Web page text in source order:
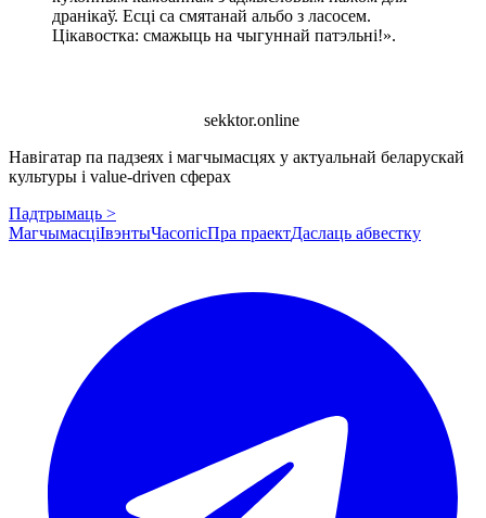
дранікаў. Есці са смятанай альбо з ласосем.
Цікавостка: смажыць на чыгуннай патэльні!».
sekktor.online
Навігатар па падзеях і магчымасцях у актуальнай беларускай
культуры і value-driven сферах
Падтрымаць >
МагчымасціІвэнтыЧасопісПра праектДаслаць абвестку